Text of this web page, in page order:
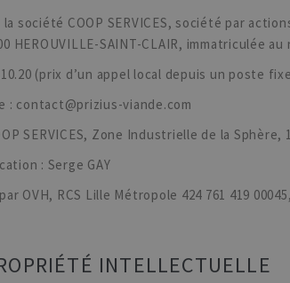
société COOP SERVICES, société par
HEROUVILLE-SAINT-CLAIR, immatriculée
(prix d’un appel local depuis un poste
: contact@prizius-viande.com
SERVICES, Zone Industrielle de la Sphère,
: Serge GAY
OVH, RCS Lille Métropole 424 761 419
INTELLECTUELLE